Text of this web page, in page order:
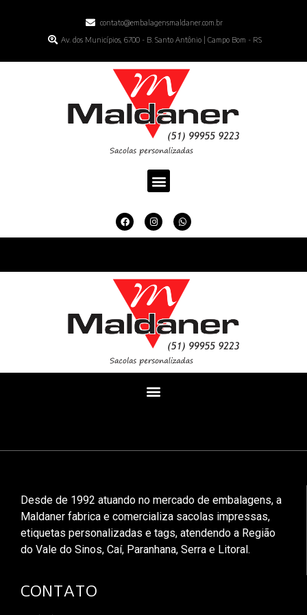
contato@embalagensmaldaner.com.br
Av. dos Municípios, 6700 - B. Santo Antônio | Campo Bom - RS
Desde de 1992 atuando no mercado de embalagens, a
Maldaner fabrica e comercializa sacolas impressas,
etiquetas personalizadas e tags, atendendo a Região
do Vale do Sinos, Caí, Paranhana, Serra e Litoral.
CONTATO